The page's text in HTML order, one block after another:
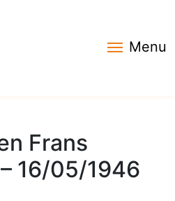
Menu
Frans
16/05/1946